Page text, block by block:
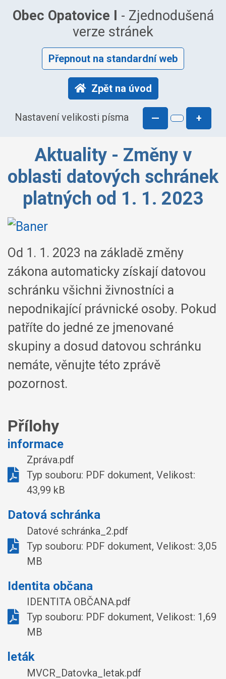
Obec Opatovice I - Zjednodušená
verze stránek
Přepnout na standardní web
Zpět na úvod
Nastavení velikosti písma — +
Aktuality - Změny v
oblasti datových schránek
platných od 1. 1. 2023
Od 1. 1. 2023 na základě změny
zákona automaticky získají datovou
schránku všichni živnostníci a
nepodnikající právnické osoby. Pokud
patříte do jedné ze jmenované
skupiny a dosud datovou schránku
nemáte, věnujte této zprávě
pozornost.
Přílohy
informace
Zpráva.pdf
Typ souboru: PDF dokument, Velikost:
43,99 kB
Datová schránka
Datové schránka_2.pdf
Typ souboru: PDF dokument, Velikost: 3,05
MB
Identita občana
IDENTITA OBČANA.pdf
Typ souboru: PDF dokument, Velikost: 1,69
MB
leták
MVCR_Datovka_letak.pdf